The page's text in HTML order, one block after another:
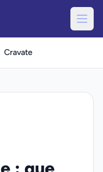
Cravate